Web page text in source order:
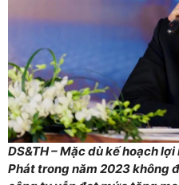
DS&TH – Mặc dù kế hoạch lợi
Phát trong năm 2023 không